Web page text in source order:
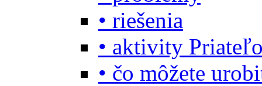
• riešenia
• aktivity
• čo môžete